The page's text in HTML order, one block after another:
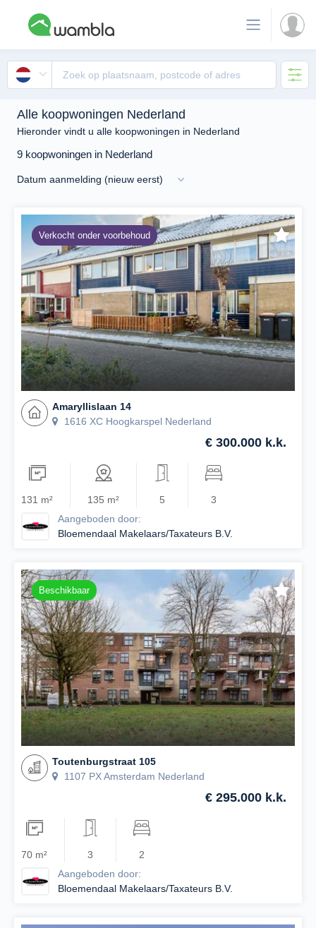
Alle koopwoningen Nederland
Hieronder vindt u alle koopwoningen in Nederland
9 koopwoningen in Nederland
Verkocht onder voorbehoud
Amaryllislaan 14
1616 XC Hoogkarspel Nederland
€ 300.000 k.k.
131 m² 135 m² 5
3
Aangeboden door:
Bloemendaal Makelaars/Taxateurs B.V.
Beschikbaar
Toutenburgstraat 105
1107 PX Amsterdam Nederland
€ 295.000 k.k.
70 m² 3
2
Aangeboden door:
Bloemendaal Makelaars/Taxateurs B.V.